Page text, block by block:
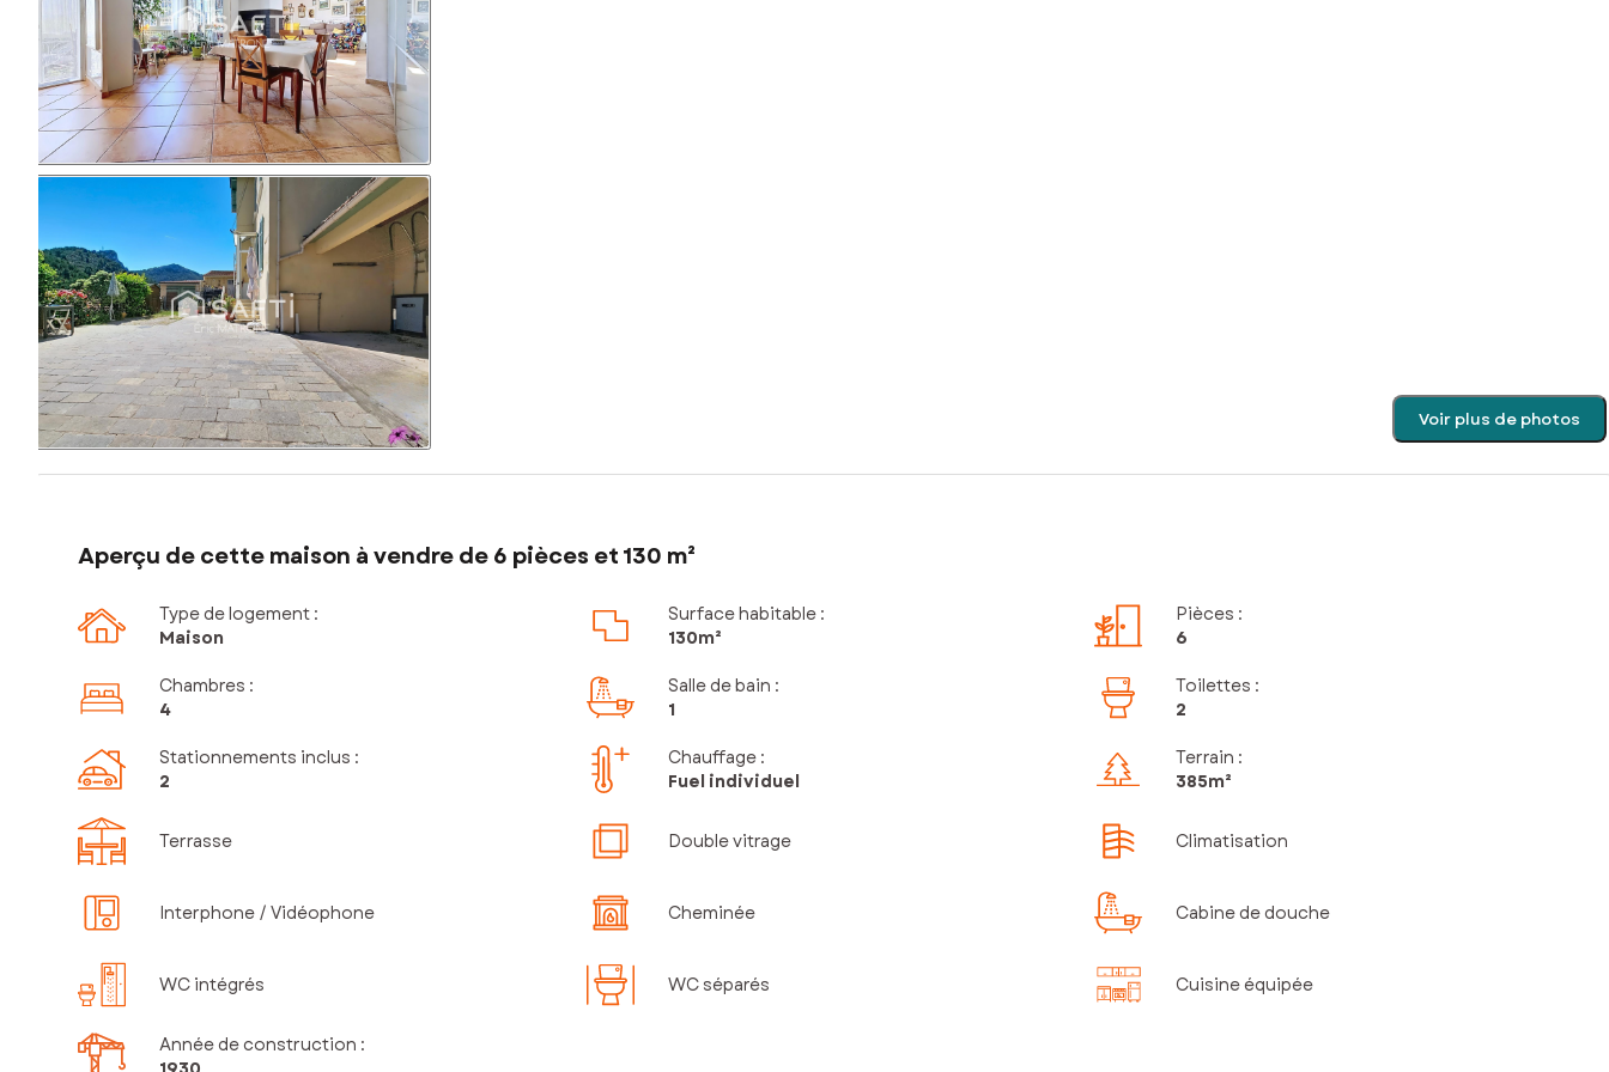
Voir plus de photos
Aperçu de cette maison à vendre de 6 pièces et 130 m²
Type de logement :
Maison
Surface habitable :
130m²
Pièces :
6
Chambres :
4
Salle de bain :
1
Toilettes :
2
Stationnements inclus :
2
Chauffage :
Fuel individuel
Terrain :
385m²
Terrasse Double vitrage Climatisation
Interphone / Vidéophone Cheminée Cabine de douche
WC intégrés WC séparés Cuisine équipée
Année de construction :